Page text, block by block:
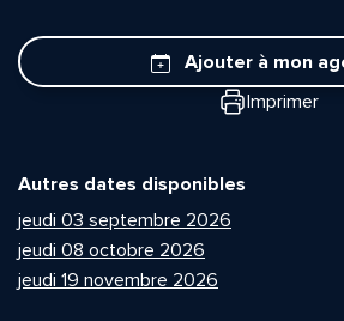
Ajouter à mon
Imprimer
Autres dates disponibles
jeudi 03 septembre 2026
jeudi 08 octobre 2026
jeudi 19 novembre 2026